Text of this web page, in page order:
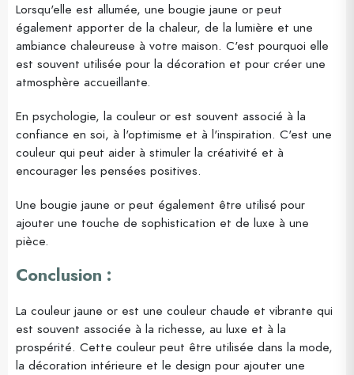
Lorsqu'elle est allumée, une bougie jaune or peut
également apporter de la chaleur, de la lumière et une
ambiance chaleureuse à votre maison. C'est pourquoi elle
est souvent utilisée pour la décoration et pour créer une
atmosphère accueillante.
En psychologie, la couleur or est souvent associé à la
confiance en soi, à l'optimisme et à l'inspiration. C'est une
couleur qui peut aider à stimuler la créativité et à
encourager les pensées positives.
Une bougie jaune or peut également être utilisé pour
ajouter une touche de sophistication et de luxe à une
pièce.
Conclusion :
La couleur jaune or est une couleur chaude et vibrante qui
est souvent associée à la richesse, au luxe et à la
prospérité. Cette couleur peut être utilisée dans la mode,
la décoration intérieure et le design pour ajouter une